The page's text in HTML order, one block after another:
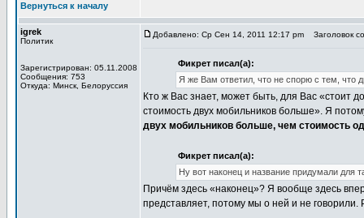
Вернуться к началу
igrek
Политик
Зарегистрирован: 05.11.2008
Сообщения: 753
Откуда: Минск, Белоруссия
Добавлено: Ср Сен 14, 2011 12:17 pm Заголовок
Фикрет писал(а):
Я же Вам ответил, что не спорю с тем, что
Кто ж Вас знает, может быть, для Вас «стоит
стоимость двух мобильников больше». Я
двух мобильников больше, чем стоимость
Фикрет писал(а):
Ну вот наконец и название придумали для
Причём здесь «наконец»? Я вообще здесь
представляет, потому мы о ней и не